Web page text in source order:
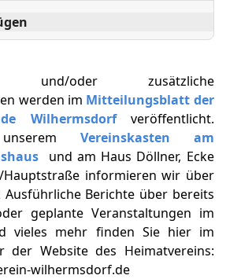
und/oder zusätzliche
werden im Mitteilungsblatt der
Wilhermsdorf veröffentlicht.
Vereinskasten am
und am Haus Döllner, Ecke
Hauptstraße informieren wir über
Ausführliche Berichte über bereits
geplante Veranstaltungen im
vieles mehr finden Sie hier im
der Website des Heimatvereins:
wilhermsdorf.de